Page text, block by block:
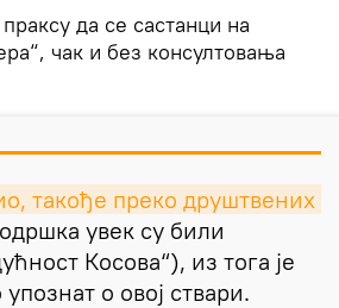
да се састанци на
чак и без консултовања
такође преко друштвених
увек су били
Косова“), из тога је
о овој ствари.